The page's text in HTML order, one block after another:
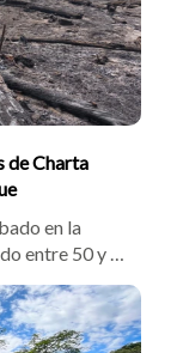
de Charta
en la
entre 50 y 60
la Oficina
con Bambi